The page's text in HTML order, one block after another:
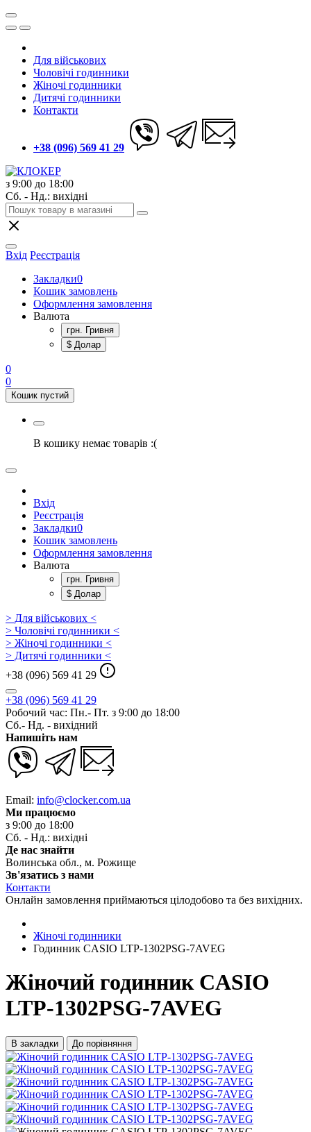
Для військових
Чоловічі годинники
Жіночі годинники
Дитячі годинники
Контакти
+38 (096) 569 41 29
з 9:00 до 18:00
Сб. - Нд.: вихідні
Вхід Реєстрація
Закладки0
Кошик замовлень
Оформлення замовлення
Валюта
грн. Гривня
$ Долар
0
0
Кошик пустий
В кошику немає товарів :(
Вхід
Реєстрація
Закладки0
Кошик замовлень
Оформлення замовлення
Валюта
грн. Гривня
$ Долар
> Для військових <
> Чоловічі годинники <
> Жіночі годинники <
> Дитячі годинники <
+38 (096) 569 41 29
+38 (096) 569 41 29
Робочий час: Пн.- Пт. з 9:00 до 18:00
Сб.- Нд. - вихідний
Напишіть нам
Email: info@clocker.com.ua
Ми працюємо
з 9:00 до 18:00
Сб. - Нд.: вихідні
Де нас знайти
Волинська обл., м. Рожище
Зв'язатись з нами
Контакти
Онлайн замовлення приймаються цілодобово та без вихідних.
Жіночі годинники
Годинник CASIO LTP-1302PSG-7AVEG
Жіночий годинник CASIO
LTP-1302PSG-7AVEG
В закладки До порівняння